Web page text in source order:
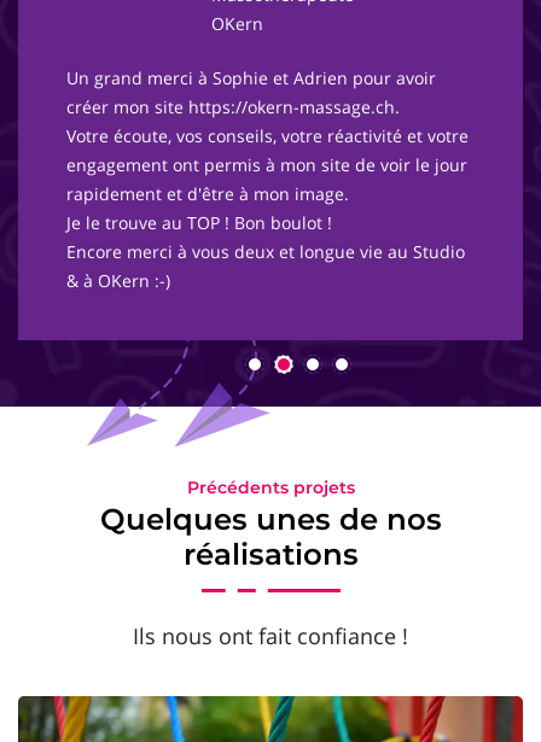
OKern
Un grand merci à Sophie et Adrien pour avoir
créer mon site https://okern-massage.ch.
Votre écoute, vos conseils, votre réactivité et votre
engagement ont permis à mon site de voir le jour
rapidement et d'être à mon image.
Je le trouve au TOP ! Bon boulot !
Encore merci à vous deux et longue vie au Studio
& à OKern :-)
Précédents projets
Quelques unes de nos
réalisations
Ils nous ont fait confiance !